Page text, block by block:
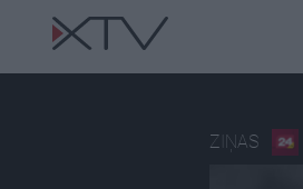
ZIŅAS